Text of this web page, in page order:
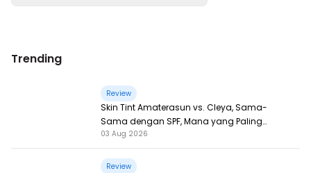
Trending
Review
Skin Tint Amaterasun vs. Cleya, Sama-
Sama dengan SPF, Mana yang Paling
Nampol?
03 Aug 2026
Review